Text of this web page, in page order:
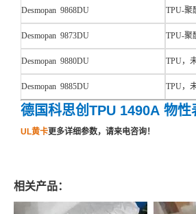
Desmopan 9868DU TPU-聚
Desmopan 9873DU TPU-聚
Desmopan 9880DU TPU，
Desmopan 9885DU TPU，
德国科思创TPU 1490A 物性
UL黄卡更多详细参数，请来电咨询！
相关产品：